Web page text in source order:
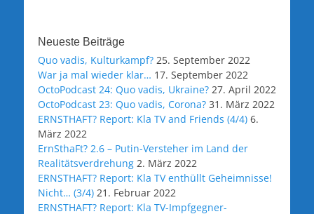
Neueste Beiträge
Quo vadis, Kulturkampf? 25. September 2022
War ja mal wieder klar… 17. September 2022
OctoPodcast 24: Quo vadis, Ukraine? 27. April 2022
OctoPodcast 23: Quo vadis, Corona? 31. März 2022
ERNSTHAFT? Report: Kla TV and Friends (4/4) 6.
März 2022
ErnSthaFt? 2.6 – Putin-Versteher im Land der
Realitätsverdrehung 2. März 2022
ERNSTHAFT? Report: Kla TV enthüllt Geheimnisse!
Nicht… (3/4) 21. Februar 2022
ERNSTHAFT? Report: Kla TV-Impfgegner-